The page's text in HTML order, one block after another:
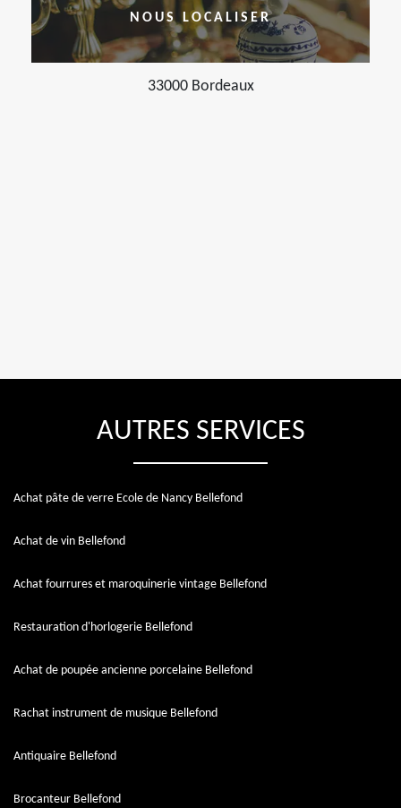
NOUS LOCALISER
33000 Bordeaux
AUTRES SERVICES
Achat pâte de verre Ecole de Nancy Bellefond
Achat de vin Bellefond
Achat fourrures et maroquinerie vintage Bellefond
Restauration d'horlogerie Bellefond
Achat de poupée ancienne porcelaine Bellefond
Rachat instrument de musique Bellefond
Antiquaire Bellefond
Brocanteur Bellefond